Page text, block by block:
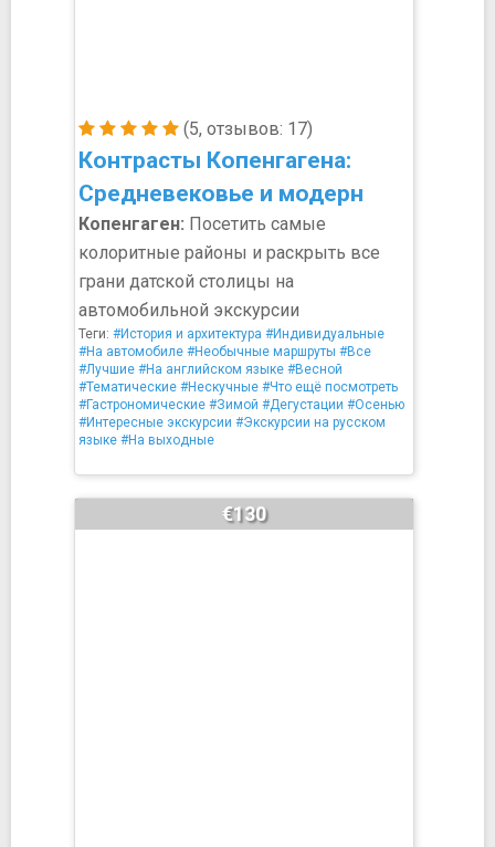
(5, отзывов: 17)
Контрасты Копенгагена:
Средневековье и модерн
Копенгаген: Посетить самые
колоритные районы и раскрыть все
грани датской столицы на
автомобильной экскурсии
Теги: #История и архитектура #Индивидуальные
#На автомобиле #Необычные маршруты #Все
#Лучшие #На английском языке #Весной
#Тематические #Нескучные #Что ещё посмотреть
#Гастрономические #Зимой #Дегустации #Осенью
#Интересные экскурсии #Экскурсии на русском
языке #На выходные
€130